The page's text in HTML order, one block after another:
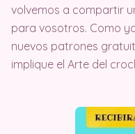
volvemos a compartir
para vosotros. Como
nuevos patrones
implique el Arte del